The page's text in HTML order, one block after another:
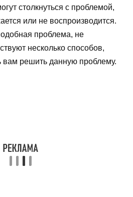
столкнуться с проблемой,
или не воспроизводится.
проблема, не
несколько способов,
вам решить данную проблему.